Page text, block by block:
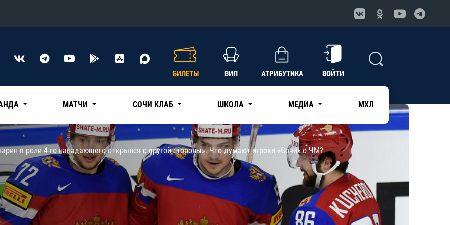
Конференция «Восток»
Нефтехимик
Трактор
Дивизион Чернышева
Авангард
Адмирал
КХЛ
БИЛЕТЫ ВИП АТРИБУТИКА ВОЙТИ
МАТЧИ СОЧИ КЛАБ ШКОЛА МЕДИА МХЛ
в роли 4-го нападающего открылся с другой стороны». ​Что думают игроки «Сочи» о ЧМ?